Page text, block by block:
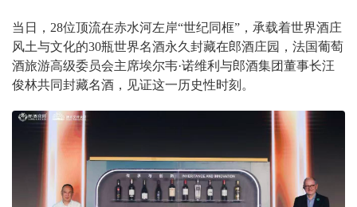
当日，28位顶流在赤水河左岸“世纪同框”，承载着世界酒庄
风土与文化的30瓶世界名酒永久封藏在郎酒庄园，法国葡萄
酒旅游高级委员会主席埃尔韦·诺维利与郎酒集团董事长汪
俊林共同封藏名酒，见证这一历史性时刻。